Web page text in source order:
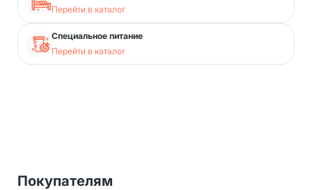
Перейти в каталог
Специальное питание
Перейти в каталог
Покупателям